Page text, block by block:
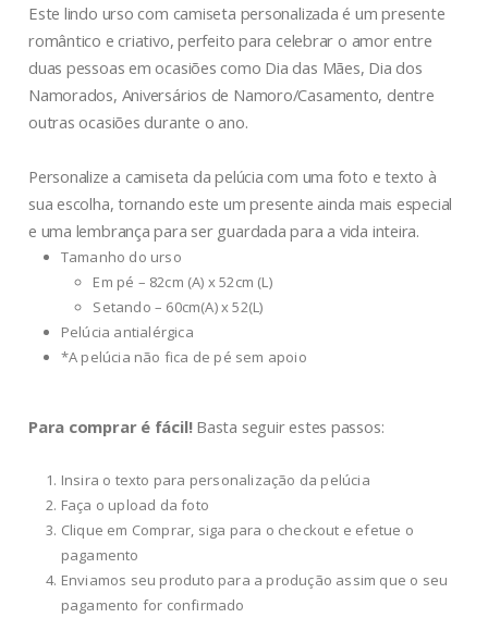
Este lindo urso com camiseta personalizada é um presente
romântico e criativo, perfeito para celebrar o amor entre
duas pessoas em ocasiões como Dia das Mães, Dia dos
Namorados, Aniversários de Namoro/Casamento, dentre
outras ocasiões durante o ano.
Personalize a camiseta da pelúcia com uma foto e texto à
sua escolha, tornando este um presente ainda mais especial
e uma lembrança para ser guardada para a vida inteira.
Tamanho do urso
Em pé – 82cm (A) x 52cm (L)
Setando – 60cm(A) x 52(L)
Pelúcia antialérgica
*A pelúcia não fica de pé sem apoio
Para comprar é fácil!Basta seguir estes passos:
Insira o texto para personalização da pelúcia
Faça o upload da foto
Clique em Comprar, siga para o checkout e efetue o
pagamento
Enviamos seu produto para a produção assim que o seu
pagamento for confirmado